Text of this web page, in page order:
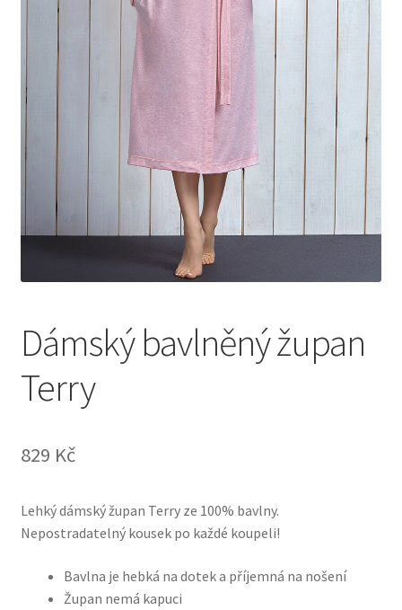
Dámský bavlněný župan
Terry
829 Kč
Lehký dámský župan Terry ze 100% bavlny.
Nepostradatelný kousek po každé koupeli!
Bavlna je hebká na dotek a příjemná na nošení
Župan nemá kapuci